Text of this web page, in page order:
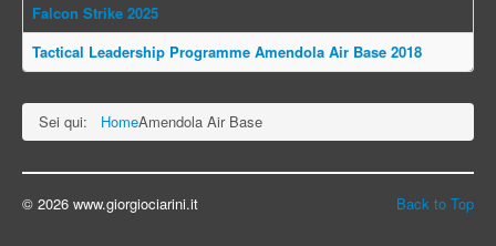
Falcon Strike 2025
Tactical Leadership Programme Amendola Air Base 2018
Sei qui: HomeAmendola Air Base
Back to Top
© 2026 www.giorgiociarini.it